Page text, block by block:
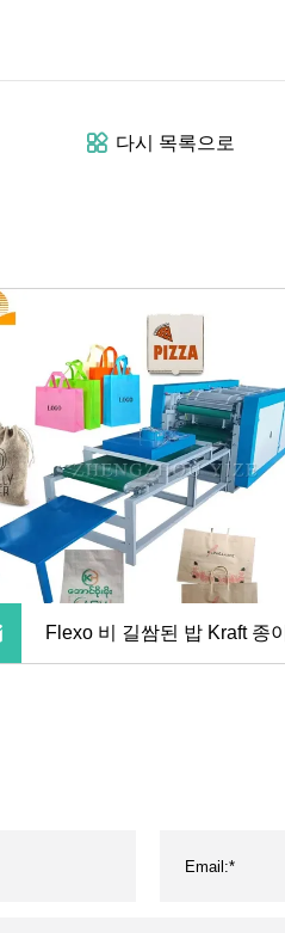
다시 목록으로
Flexo 비 길쌈된 밥 Kraft 종이